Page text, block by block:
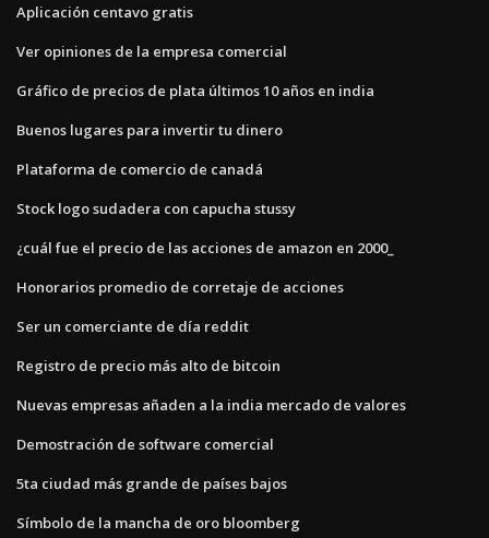
Aplicación centavo gratis
Ver opiniones de la empresa comercial
Gráfico de precios de plata últimos 10 años en india
Buenos lugares para invertir tu dinero
Plataforma de comercio de canadá
Stock logo sudadera con capucha stussy
¿cuál fue el precio de las acciones de amazon en 2000_
Honorarios promedio de corretaje de acciones
Ser un comerciante de día reddit
Registro de precio más alto de bitcoin
Nuevas empresas añaden a la india mercado de valores
Demostración de software comercial
5ta ciudad más grande de países bajos
Símbolo de la mancha de oro bloomberg